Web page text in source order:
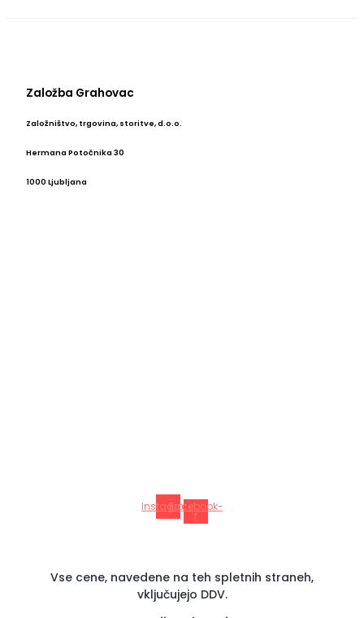
Založba Grahovac
Založništvo, trgovina, storitve, d.o.o.
Hermana Potočnika 30
1000 Ljubljana
InstagramFacebook-
f
Vse cene, navedene na teh spletnih straneh,
vključujejo DDV.